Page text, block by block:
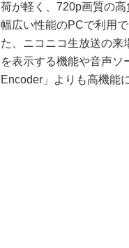
荷が軽く、720p画質の高
幅広い性能のPCで利用
た、ニコニコ生放送の来
を表示する機能や音声
Encoder」よりも高機能